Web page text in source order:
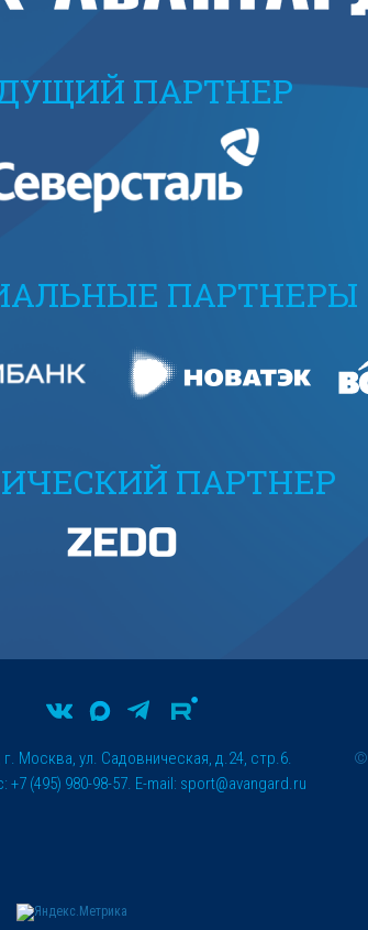
ПАРТНЕР
ПАРТНЕРЫ
ПАРТНЕР
г. Москва, ул. Садовническая, д.24, стр.6.
+7 (495) 980-98-57. E-mail: sport@avangard.ru
©